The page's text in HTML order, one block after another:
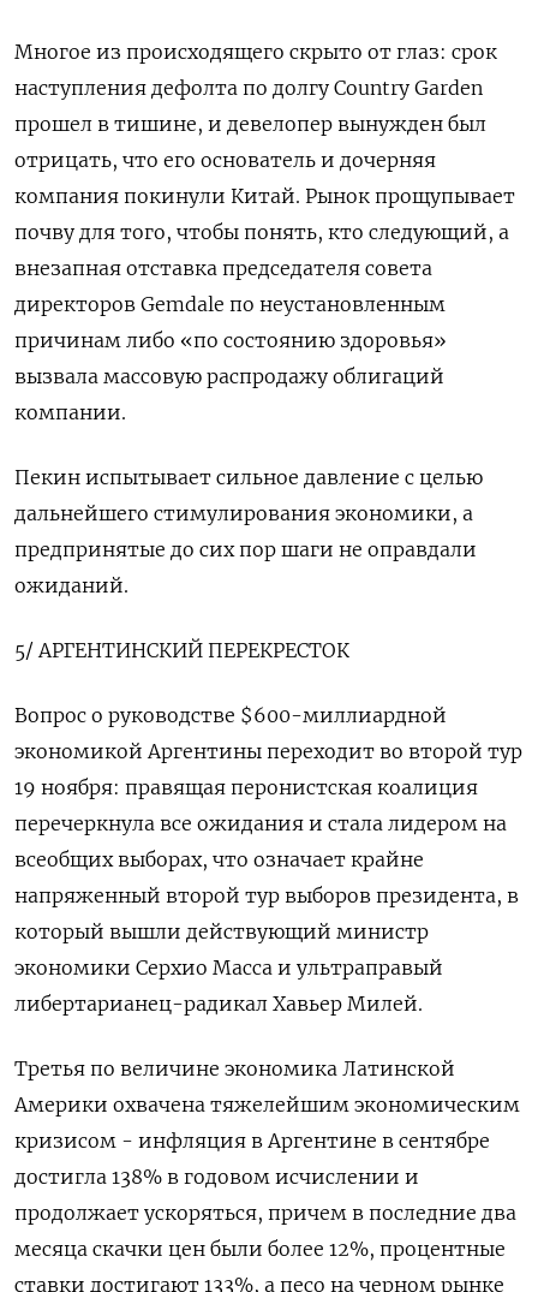
Многое из происходящего скрыто от глаз: срок
наступления дефолта по долгу Country Garden
прошел в тишине, и девелопер вынужден был
отрицать, что его основатель и дочерняя
компания покинули Китай. Рынок прощупывает
почву для того, чтобы понять, кто следующий, а
внезапная отставка председателя совета
директоров Gemdale по неустановленным
причинам либо «по состоянию здоровья»
вызвала массовую распродажу облигаций
компании.
Пекин испытывает сильное давление с целью
дальнейшего стимулирования экономики, а
предпринятые до сих пор шаги не оправдали
ожиданий.
5/ АРГЕНТИНСКИЙ ПЕРЕКРЕСТОК
Вопрос о руководстве $600-миллиардной
экономикой Аргентины переходит во второй тур
19 ноября: правящая перонистская коалиция
перечеркнула все ожидания и стала лидером на
всеобщих выборах, что означает крайне
напряженный второй тур выборов президента, в
который вышли действующий министр
экономики Серхио Масса и ультраправый
либертарианец-радикал Хавьер Милей.
Третья по величине экономика Латинской
Америки охвачена тяжелейшим экономическим
кризисом - инфляция в Аргентине в сентябре
достигла 138% в годовом исчислении и
продолжает ускоряться, причем в последние два
месяца скачки цен были более 12%, процентные
ставки достигают 133%, а песо на черном рынке